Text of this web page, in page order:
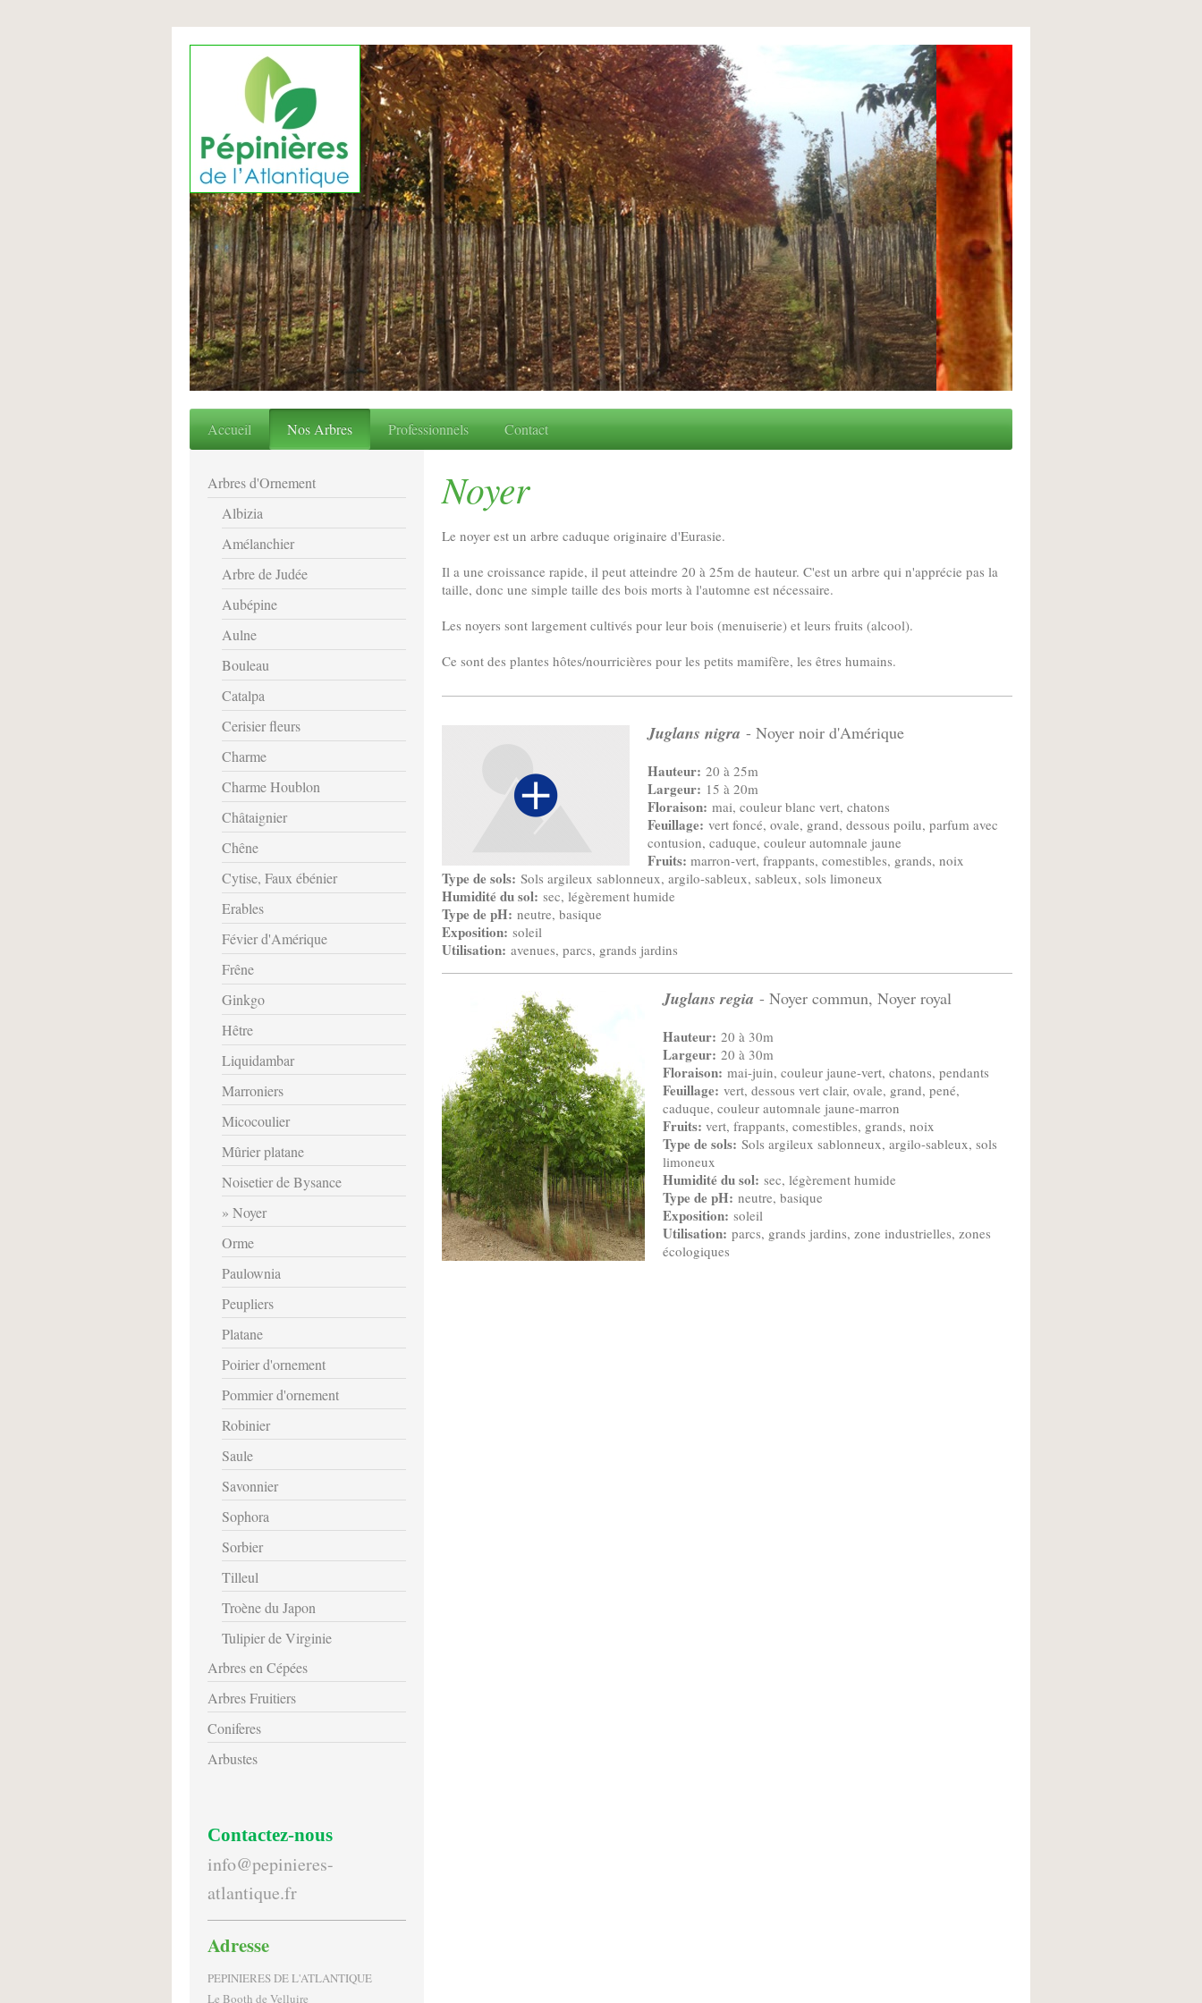
Accueil Nos Arbres Professionnels Contact
Noyer
Le noyer est un arbre caduque originaire d'Eurasie.
Il a une croissance rapide, il peut atteindre 20 à 25m de hauteur. C'est un arbre qui n'apprécie pas la
taille, donc une simple taille des bois morts à l'automne est nécessaire.
Les noyers sont largement cultivés pour leur bois (menuiserie) et leurs fruits (alcool).
Ce sont des plantes hôtes/nourricières pour les petits mamifère, les êtres humains.
Juglans nigra - Noyer noir d'Amérique
Hauteur: 20 à 25m
Largeur: 15 à 20m
Floraison: mai, couleur blanc vert, chatons
Feuillage: vert foncé, ovale, grand, dessous poilu, parfum avec
contusion, caduque, couleur automnale jaune
Fruits: marron-vert, frappants, comestibles, grands, noix
Type de sols: Sols argileux sablonneux, argilo-sableux, sableux, sols limoneux
Humidité du sol: sec, légèrement humide
Type de pH: neutre, basique
Exposition: soleil
Utilisation: avenues, parcs, grands jardins
Juglans regia - Noyer commun, Noyer royal
Hauteur: 20 à 30m
Largeur: 20 à 30m
Floraison: mai-juin, couleur jaune-vert, chatons, pendants
Feuillage: vert, dessous vert clair, ovale, grand, pené,
caduque, couleur automnale jaune-marron
Fruits: vert, frappants, comestibles, grands, noix
Type de sols: Sols argileux sablonneux, argilo-sableux, sols
limoneux
Humidité du sol: sec, légèrement humide
Type de pH: neutre, basique
Exposition: soleil
Utilisation: parcs, grands jardins, zone industrielles, zones
écologiques
Arbres d'Ornement
Albizia
Amélanchier
Arbre de Judée
Aubépine
Aulne
Bouleau
Catalpa
Cerisier fleurs
Charme
Charme Houblon
Châtaignier
Chêne
Cytise, Faux ébénier
Erables
Févier d'Amérique
Frêne
Ginkgo
Hêtre
Liquidambar
Marroniers
Micocoulier
Mûrier platane
Noisetier de Bysance
Noyer
Orme
Paulownia
Peupliers
Platane
Poirier d'ornement
Pommier d'ornement
Robinier
Saule
Savonnier
Sophora
Sorbier
Tilleul
Troène du Japon
Tulipier de Virginie
Arbres en Cépées
Arbres Fruitiers
Coniferes
Arbustes
Contactez-nous
info@pepinieres-
atlantique.fr
Adresse
PEPINIERES DE L'ATLANTIQUE
Le Booth de Velluire